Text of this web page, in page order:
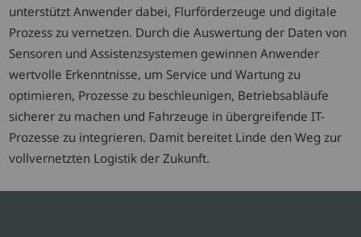
unterstützt Anwender dabei, Flurförderzeuge und digitale
Prozess zu vernetzen. Durch die Auswertung der Daten von
Sensoren und Assistenzsystemen gewinnen Anwender
wertvolle Erkenntnisse, um Service und Wartung zu
optimieren, Prozesse zu beschleunigen, Betriebsabläufe
sicherer zu machen und Fahrzeuge in übergreifende IT-
Prozesse zu integrieren. Damit bereitet Linde den Weg zur
vollvernetzten Logistik der Zukunft.